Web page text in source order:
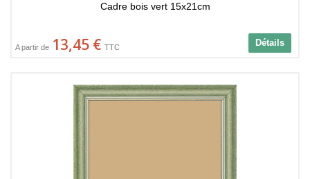
Cadre bois vert 15x21cm
Détails
A partir de 13,45 € TTC